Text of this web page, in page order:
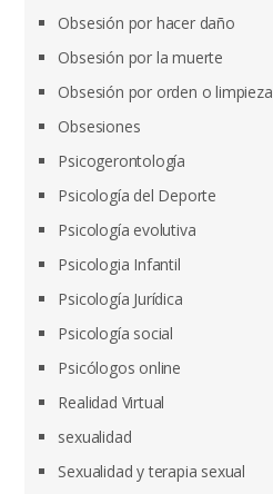
Obsesión por hacer daño
Obsesión por la muerte
Obsesión por orden o limpieza
Obsesiones
Psicogerontología
Psicología del Deporte
Psicología evolutiva
Psicologia Infantil
Psicología Jurídica
Psicología social
Psicólogos online
Realidad Virtual
sexualidad
Sexualidad y terapia sexual